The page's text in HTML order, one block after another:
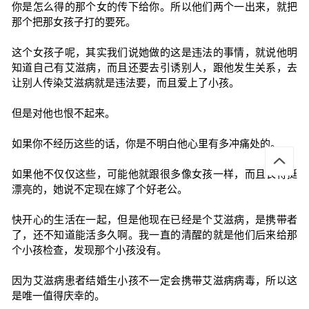
你是怎么得的那个女的传下给你。所以他们两个一出来，就把
那个把那女孩子打的要死。
这个女孩子呢，其实我们说她做的这是违法的事情，就说他明
知道自己有艾滋病，而且还要去引诱别人，跟他发生关系，去
让别人传染艾滋病就是违法要，而且爱上了小孩。
但是对他也恨不起来。
如果你不经历这些的话，你是不明白他心里有多冲痛处的。
如果他不仅仅这些，可能他就跟很多像女孩一样，而且长得挺
漂亮的，她说不定现在嫁了个好老公。
快开心的生活在一起，但是他现在已经是个艾滋病，是携带者
了，还不知道能活多久啊。我一直的清醒的就是他们后来给那
个小孩检查，发现那个小孩没有。
因为艾滋病患者结婚生小孩不一定会携带艾滋病病毒，所以这
是唯一值得庆幸的。